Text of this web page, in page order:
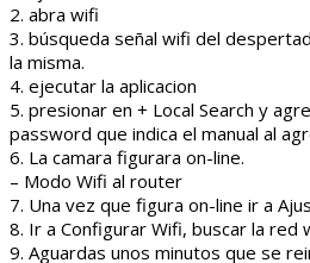
2. abra wifi
3. búsqueda señal wifi del
la misma.
4. ejecutar la aplicacion
5. presionar en + Local Search y
password que indica el manual al
6. La camara figurara on-line.
– Modo Wifi al router
7. Una vez que figura on-line ir a
8. Ir a Configurar Wifi, buscar la red
9. Aguardas unos minutos que se